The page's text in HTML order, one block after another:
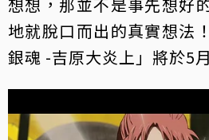
想想，那並不是事先想好
地就脫口而出的真實想法
銀魂 -吉原大炎上」將於5